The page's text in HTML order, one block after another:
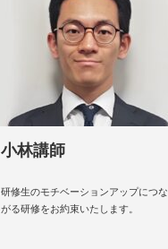
小林講師
研修生のモチベーションアップにつな
がる研修をお約束いたします。